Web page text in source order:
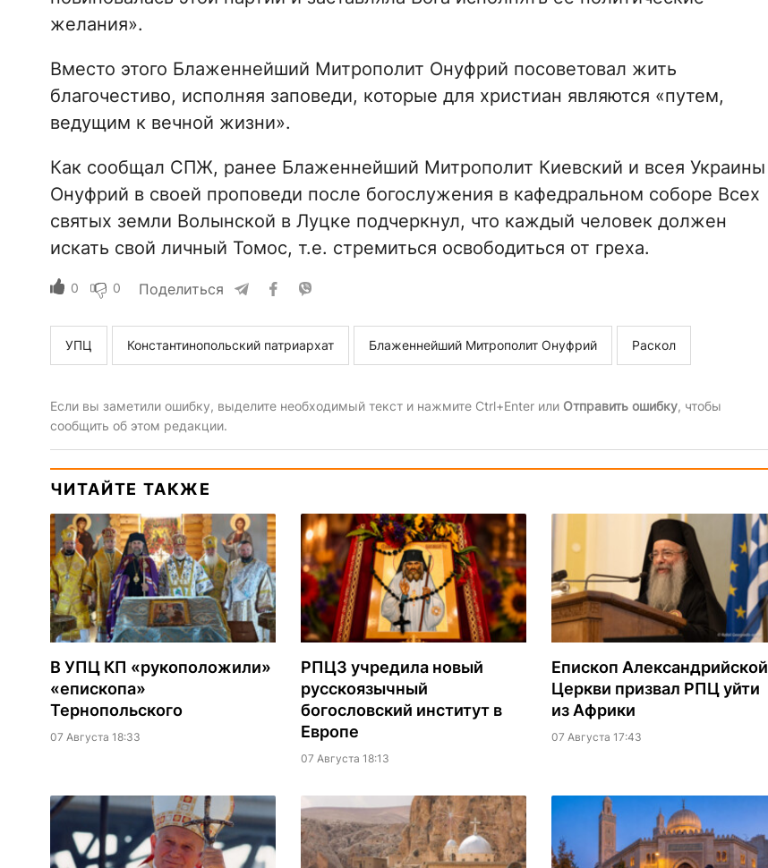
желания».
Вместо этого Блаженнейший Митрополит Онуфрий посоветовал жить
благочестиво, исполняя заповеди, которые для христиан являются «путем,
ведущим к вечной жизни».
Как сообщал СПЖ, ранее Блаженнейший Митрополит Киевский и всея Украины
Онуфрий в своей проповеди после богослужения в кафедральном соборе Всех
святых земли Волынской в Луцке подчеркнул, что каждый человек должен
искать свой личный Томос, т.е. стремиться освободиться от греха.
0 0 Поделиться
УПЦ Константинопольский патриархат Блаженнейший Митрополит Онуфрий Раскол
Если вы заметили ошибку, выделите необходимый текст и нажмите Ctrl+Enter или Отправить ошибку, чтобы
сообщить об этом редакции.
ЧИТАЙТЕ ТАКЖЕ
В УПЦ КП «рукоположили»
«епископа»
Тернопольского
07 Августа 18:33
РПЦЗ учредила новый
русскоязычный
богословский институт в
Европе
07 Августа 18:13
Епископ Александрийской
Церкви призвал РПЦ уйти
из Африки
07 Августа 17:43